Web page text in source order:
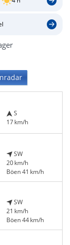
S
17 km/h
SW
20 km/h
Böen 41 km/h
SW
21 km/h
Böen 44 km/h